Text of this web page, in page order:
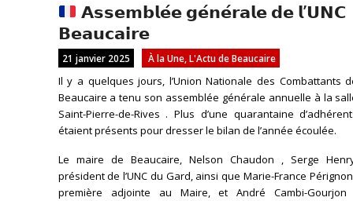
𝗔𝘀𝘀𝗲𝗺𝗯𝗹𝗲́𝗲 𝗴𝗲́𝗻𝗲́𝗿𝗮𝗹𝗲 𝗱𝗲 𝗹’𝗨𝗡𝗖
𝗕𝗲𝗮𝘂𝗰𝗮𝗶𝗿𝗲
21 janvier 2025 À la Une, L'Actu de Beaucaire
Il y a quelques jours, l’Union Nationale des Combattants
Beaucaire a tenu son assemblée générale annuelle à la
Saint-Pierre-de-Rives . Plus d’une quarantaine
étaient présents pour dresser le bilan de l’année écoulée.
Le maire de Beaucaire, Nelson Chaudon , Serge
président de l’UNC du Gard, ainsi que Marie-France
première adjointe au Maire, et André Cambi-